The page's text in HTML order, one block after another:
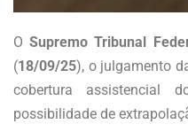
OSupremo Tribunal
(18/09/25), o julgamento
cobertura assistencial
possibilidade de